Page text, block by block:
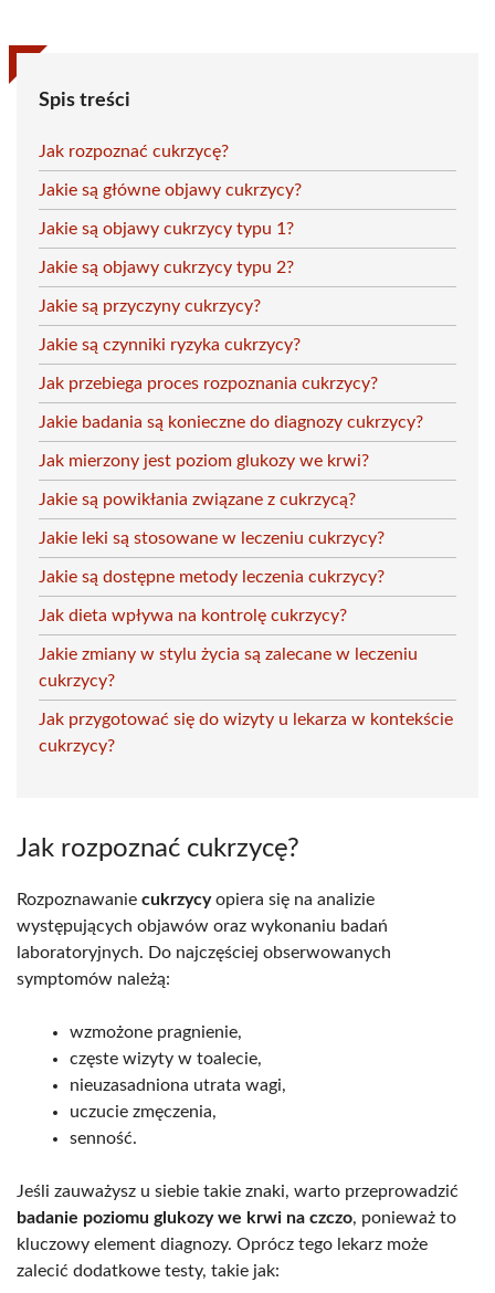
Spis treści
Jak rozpoznać cukrzycę?
Jakie są główne objawy cukrzycy?
Jakie są objawy cukrzycy typu 1?
Jakie są objawy cukrzycy typu 2?
Jakie są przyczyny cukrzycy?
Jakie są czynniki ryzyka cukrzycy?
Jak przebiega proces rozpoznania cukrzycy?
Jakie badania są konieczne do diagnozy cukrzycy?
Jak mierzony jest poziom glukozy we krwi?
Jakie są powikłania związane z cukrzycą?
Jakie leki są stosowane w leczeniu cukrzycy?
Jakie są dostępne metody leczenia cukrzycy?
Jak dieta wpływa na kontrolę cukrzycy?
Jakie zmiany w stylu życia są zalecane w leczeniu
cukrzycy?
Jak przygotować się do wizyty u lekarza w kontekście
cukrzycy?
Jak rozpoznać cukrzycę?
Rozpoznawanie cukrzycyopiera się na analizie
występujących objawów oraz wykonaniu badań
laboratoryjnych. Do najczęściej obserwowanych
symptomów należą:
wzmożone pragnienie,
częste wizyty w toalecie,
nieuzasadniona utrata wagi,
uczucie zmęczenia,
senność.
Jeśli zauważysz u siebie takie znaki, warto przeprowadzić
badanie poziomu glukozy we krwi na czczo, ponieważ to
kluczowy element diagnozy. Oprócz tego lekarz może
zalecić dodatkowe testy, takie jak: